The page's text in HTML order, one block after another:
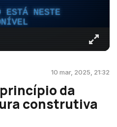
ESTÁ NESTE
10 mar, 2025, 21:32
da
construtiva